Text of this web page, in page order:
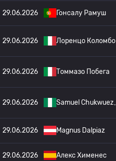
29.06.2026 Гонсалу Рамуш
29.06.2026 Лоренцо Коломбо
29.06.2026 Томмазо Побега
29.06.2026 Samuel Chukwuez
29.06.2026 Magnus Dalpiaz
29.06.2026 Алекс Хименес